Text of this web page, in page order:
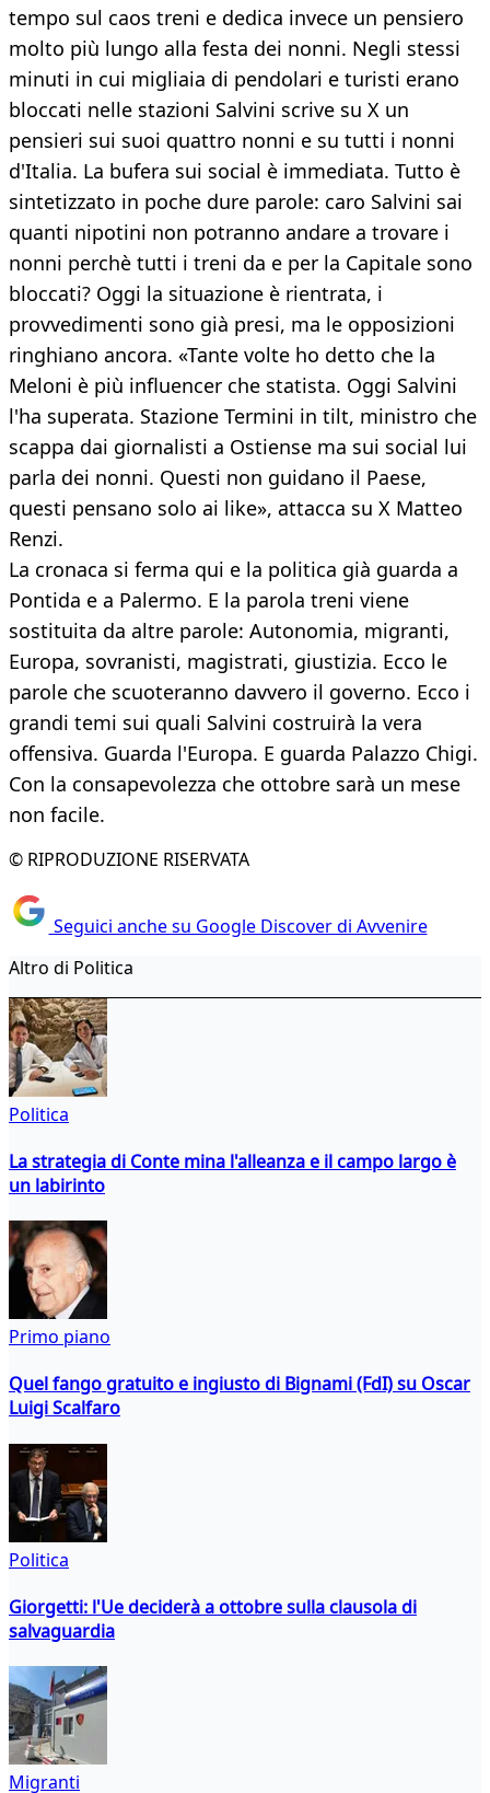
tempo sul caos treni e dedica invece un pensiero
molto più lungo alla festa dei nonni. Negli stessi
minuti in cui migliaia di pendolari e turisti erano
bloccati nelle stazioni Salvini scrive su X un
pensieri sui suoi quattro nonni e su tutti i nonni
d'Italia. La bufera sui social è immediata. Tutto è
sintetizzato in poche dure parole: caro Salvini sai
quanti nipotini non potranno andare a trovare i
nonni perchè tutti i treni da e per la Capitale sono
bloccati? Oggi la situazione è rientrata, i
provvedimenti sono già presi, ma le opposizioni
ringhiano ancora. «Tante volte ho detto che la
Meloni è più influencer che statista. Oggi Salvini
l'ha superata. Stazione Termini in tilt, ministro che
scappa dai giornalisti a Ostiense ma sui social lui
parla dei nonni. Questi non guidano il Paese,
questi pensano solo ai like», attacca su X Matteo
Renzi.
La cronaca si ferma qui e la politica già guarda a
Pontida e a Palermo. E la parola treni viene
sostituita da altre parole: Autonomia, migranti,
Europa, sovranisti, magistrati, giustizia. Ecco le
parole che scuoteranno davvero il governo. Ecco i
grandi temi sui quali Salvini costruirà la vera
offensiva. Guarda l'Europa. E guarda Palazzo Chigi.
Con la consapevolezza che ottobre sarà un mese
non facile.
© RIPRODUZIONE RISERVATA
Seguici anche su Google Discover di Avvenire
Altro di Politica
Politica
La strategia di Conte mina l'alleanza e il campo largo è
un labirinto
Primo piano
Quel fango gratuito e ingiusto di Bignami (FdI) su Oscar
Luigi Scalfaro
Politica
Giorgetti: l'Ue deciderà a ottobre sulla clausola di
salvaguardia
Migranti